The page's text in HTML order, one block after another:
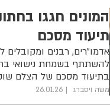
המונים חגגו
תיעוד מסכם
אדמו"רים, רבנים ומקובלים
להשתתף בשמחת נישואי
בתיעוד מסכם של הצלם
משה ויסברג 26.01.26